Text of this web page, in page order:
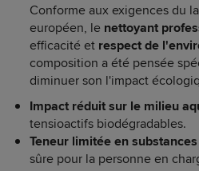
Conforme aux exigences du
européen, le nettoyant
efficacité et respect de
composition a été pensée
diminuer son l'impact
Impact réduit sur le milieu
tensioactifs biodégradables.
Teneur limitée en
sûre pour la personne en